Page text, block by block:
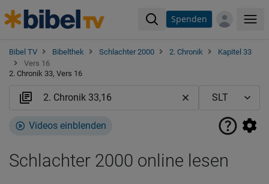
Spenden
Bibel TV Bibelthek Schlachter 2000 2. Chronik
Kapitel 33
Vers 16
2. Chronik 33, Vers 16
Videos einblenden
Schlachter 2000 online lesen